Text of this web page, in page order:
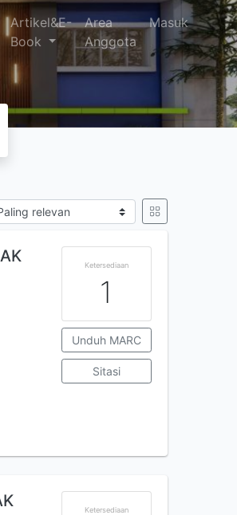
Artikel&E-
Book
Area
Anggota
Masuk
Ketersediaan
1
Unduh MARC
Sitasi
Ketersediaan